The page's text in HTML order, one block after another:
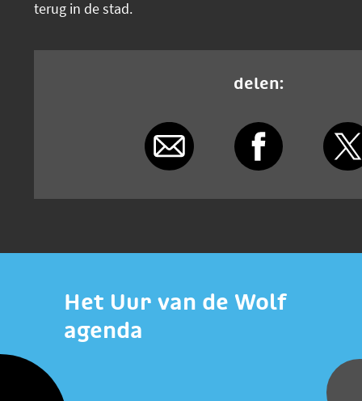
terug in de stad.
delen:
Het Uur van de Wolf
agenda